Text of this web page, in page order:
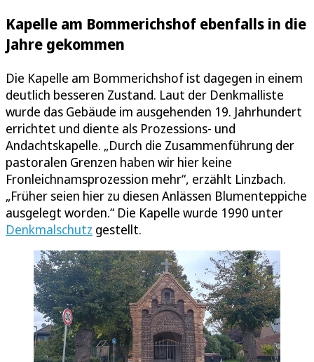
Kapelle am Bommerichshof ebenfalls in die
Jahre gekommen
Die Kapelle am Bommerichshof ist dagegen in einem
deutlich besseren Zustand. Laut der Denkmalliste
wurde das Gebäude im ausgehenden 19. Jahrhundert
errichtet und diente als Prozessions- und
Andachtskapelle. „Durch die Zusammenführung der
pastoralen Grenzen haben wir hier keine
Fronleichnamsprozession mehr“, erzählt Linzbach.
„Früher seien hier zu diesen Anlässen Blumenteppiche
ausgelegt worden.“ Die Kapelle wurde 1990 unter
Denkmalschutz gestellt.